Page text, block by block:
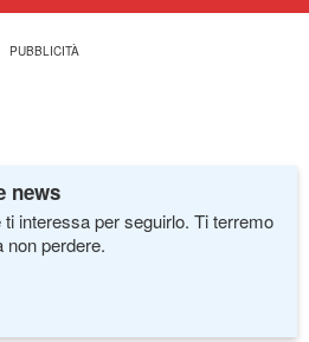
news
interessa per seguirlo. Ti terremo
non perdere.